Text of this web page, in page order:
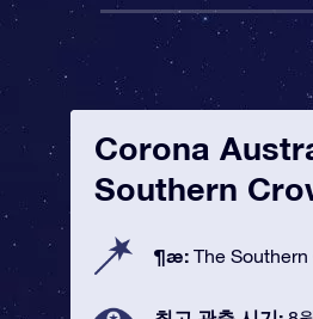
Corona
Southern
¶æ: The Southern